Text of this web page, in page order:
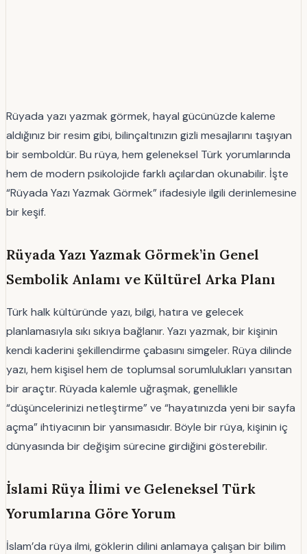
Rüyada yazı yazmak görmek, hayal gücünüzde kaleme
aldığınız bir resim gibi, bilinçaltınızın gizli mesajlarını taşıyan
bir semboldür. Bu rüya, hem geleneksel Türk yorumlarında
hem de modern psikolojide farklı açılardan okunabilir. İşte
“Rüyada Yazı Yazmak Görmek” ifadesiyle ilgili derinlemesine
bir keşif.
Rüyada Yazı Yazmak Görmek’in Genel
Sembolik Anlamı ve Kültürel Arka Planı
Türk halk kültüründe yazı, bilgi, hatıra ve gelecek
planlamasıyla sıkı sıkıya bağlanır. Yazı yazmak, bir kişinin
kendi kaderini şekillendirme çabasını simgeler. Rüya dilinde
yazı, hem kişisel hem de toplumsal sorumlulukları yansıtan
bir araçtır. Rüyada kalemle uğraşmak, genellikle
“düşüncelerinizi netleştirme” ve “hayatınızda yeni bir sayfa
açma” ihtiyacının bir yansımasıdır. Böyle bir rüya, kişinin iç
dünyasında bir değişim sürecine girdiğini gösterebilir.
İslami Rüya İlimi ve Geleneksel Türk
Yorumlarına Göre Yorum
İslam’da rüya ilmi, göklerin dilini anlamaya çalışan bir bilim